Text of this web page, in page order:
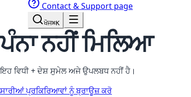
Contact & Support page
ਖੋਜ⌘K
ਪੰਨਾ ਨਹੀਂ ਮਿਲਿਆ
ਇਹ ਵਿਧੀ + ਦੇਸ਼ ਸੁਮੇਲ ਅਜੇ ਉਪਲਬਧ ਨਹੀਂ ਹੈ।
ਸਾਰੀਆਂ ਪ੍ਰਕਿਰਿਆਵਾਂ ਨੂੰ ਬ੍ਰਾਊਜ਼ ਕਰੋ